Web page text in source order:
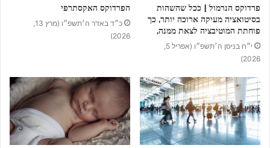
פרדוקס הנרמול | ככל שהשהות
בסיטואציה מעיקה ארוכה יותר, כך
פוחתת המוטיבציה לצאת ממנה,
י״ח בניסן ה׳תשפ״ו (אפריל 5,
2026)
הפרדוקס האקסתרפי
כ״ד באדר ה׳תשפ״ו (מרץ 13,
2026)